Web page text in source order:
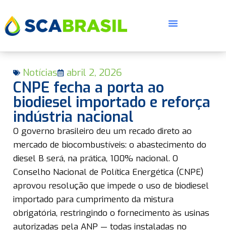
Notícias abril 2, 2026
CNPE fecha a porta ao
biodiesel importado e reforça
indústria nacional
O governo brasileiro deu um recado direto ao
mercado de biocombustíveis: o abastecimento do
diesel B será, na prática, 100% nacional. O
Conselho Nacional de Política Energética (CNPE)
aprovou resolução que impede o uso de biodiesel
importado para cumprimento da mistura
obrigatória, restringindo o fornecimento às usinas
autorizadas pela ANP — todas instaladas no